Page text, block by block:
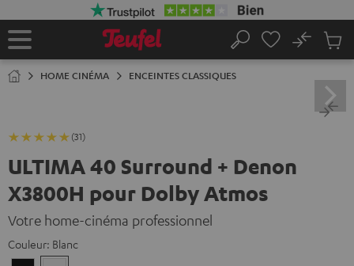
Page
Rechercher
No
panier
HOME CINÉMA ENCEINTES CLASSIQUES
(31)
ULTIMA 40 Surround + Denon
X3800H pour Dolby Atmos
Votre home-cinéma professionnel
Couleur: Blanc